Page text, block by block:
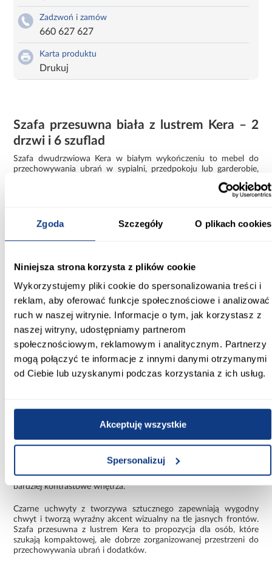
Zgoda Szczegóły O plikach cookies
Niniejsza strona korzysta z plików cookie
Wykorzystujemy pliki cookie do spersonalizowania treści i
reklam, aby oferować funkcje społecznościowe i analizować
ruch w naszej witrynie. Informacje o tym, jak korzystasz z
naszej witryny, udostępniamy partnerom
społecznościowym, reklamowym i analitycznym. Partnerzy
mogą połączyć te informacje z innymi danymi otrzymanymi
od Ciebie lub uzyskanymi podczas korzystania z ich usług.
Akceptuję wszystkie
Spersonalizuj
Zadzwoń i zamów
660 627 627
Karta produktu
Drukuj
Szafa przesuwna biała z lustrem Kera – 2
drzwi i 6 szuflad
Szafa dwudrzwiowa Kera w białym wykończeniu to mebel do
przechowywania ubrań w sypialni, przedpokoju lub garderobie,
do zawartości. System drzwi przesuwnych nie wymaga
dodatkowego miejsca przy otwieraniu, co ma znaczenie w
lustro, które rozjaśnia wnętrze i pozwala na szybkie sprawdzenie
wyglądu bez osobnego elementu wyposażenia.
organizacja ubrań
Wnętrze szafy Kera podzielono na część z drążkiem na ubrania
wiszące oraz strefę półek. Cztery półki umożliwiają
przechowywanie złożonej odzieży, tekstyliów lub pudełek. Drążek
sprawdzi się przy koszulach, marynarkach czy płaszczach,
pomagając utrzymać ich formę.
Sześć szuflad to rozwiązanie dla osób, które chcą oddzielić
drobne elementy garderoby. Można w nich uporządkować
bieliznę, dodatki czy akcesoria sezonowe. Zastosowane
Szafa dwudrzwiowa biała – materiały i detale
Korpus oraz fronty wykonano z płyty laminowanej, która jest
odporna na codzienne użytkowanie i łatwa w utrzymaniu
czystości. Biała kolorystyka dobrze współgra z różnymi
aranżacjami – od jasnych, minimalistycznych przestrzeni po
bardziej kontrastowe wnętrza.
Czarne uchwyty z tworzywa sztucznego zapewniają wygodny
chwyt i tworzą wyraźny akcent wizualny na tle jasnych frontów.
Szafa przesuwna z lustrem Kera to propozycja dla osób, które
szukają kompaktowej, ale dobrze zorganizowanej przestrzeni do
przechowywania ubrań i dodatków.